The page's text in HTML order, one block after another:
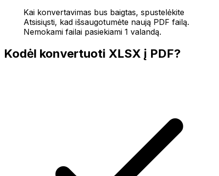
Kai konvertavimas bus baigtas, spustelėkite
Atsisiųsti, kad išsaugotumėte naują PDF failą.
Nemokami failai pasiekiami 1 valandą.
Kodėl konvertuoti XLSX į PDF?